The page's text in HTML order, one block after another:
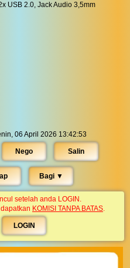
USB 2.0, Jack Audio 3,5mm
06 April 2026 13:42:53
Nego Salin
Bagi ▼︎
setelah anda LOGIN.
KOMISI TANPA BATAS.
LOGIN